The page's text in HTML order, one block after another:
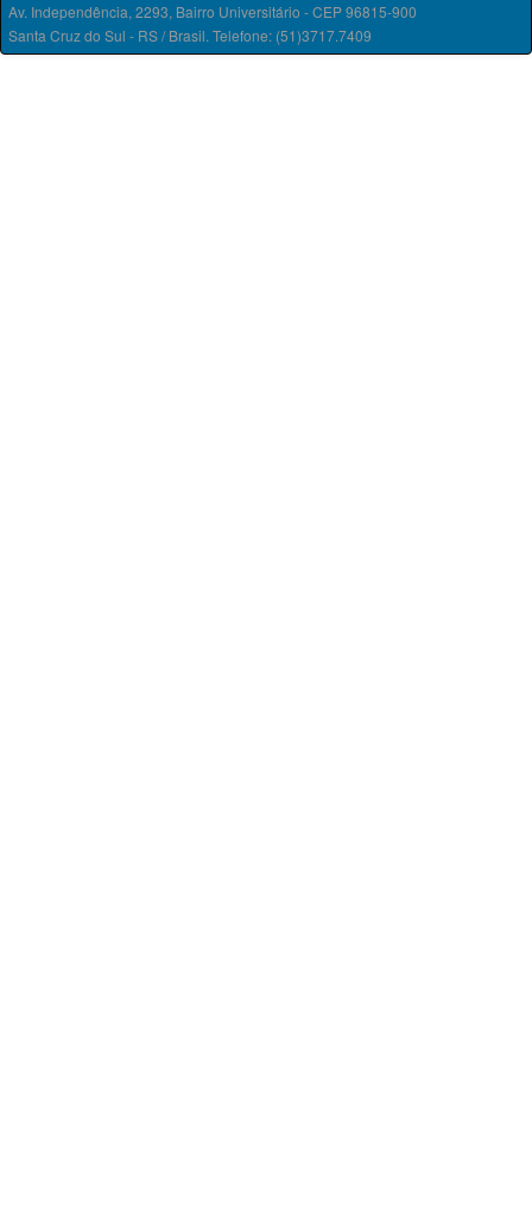
Av. Independência, 2293, Bairro Universitário - CEP 96815-900
Santa Cruz do Sul - RS / Brasil. Telefone: (51)3717.7409